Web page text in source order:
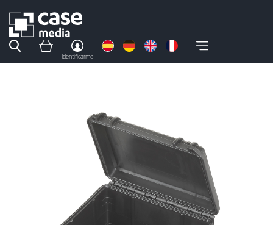
Identificarme